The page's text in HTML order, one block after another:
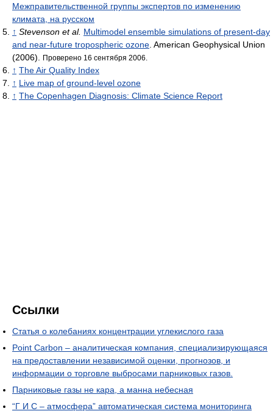
Межправительственной группы экспертов по изменению
климата, на русском
↑ Stevenson et al. Multimodel ensemble simulations of present-day
and near-future tropospheric ozone . American Geophysical Union
(2006).
Проверено 16 сентября 2006.
↑ The Air Quality Index
↑ Live map of ground-level ozone
↑ The Copenhagen Diagnosis: Climate Science Report
Ссылки
Статья о колебаниях концентрации углекислого газа
Point Carbon – аналитическая компания, специализирующаяся
на предоставлении независимой оценки, прогнозов, и
информации о торговле выбросами парниковых газов.
Парниковые газы не кара, а манна небесная
“Г И С – атмосфера” автоматическая система мониторинга